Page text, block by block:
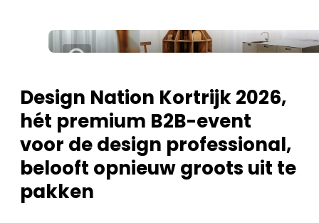
Direct contact
Jaarboek
Jubileumboek
Meest gelezen
Nieuwsbrief
Podcasts
Productinformatie
Ziekenhuizen
Woonzorg & Verpleeghuizen
Privéklinieken
Design Nation Kortrijk 2026,
hét premium B2B-event
voor de design professional,
belooft opnieuw groots uit te
pakken